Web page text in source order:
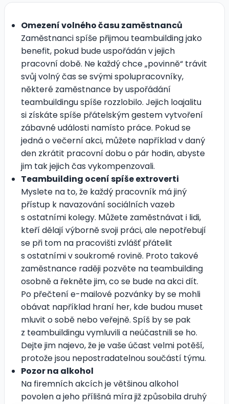
Omezení volného času zaměstnanců
Zaměstnanci spíše přijmou teambuilding jako
benefit, pokud bude uspořádán v jejich
pracovní době. Ne každý chce „povinně“ trávit
svůj volný čas se svými spolupracovníky,
některé zaměstnance by uspořádání
teambuildingu spíše rozzlobilo. Jejich loajalitu
si získáte spíše přátelským gestem vytvoření
zábavné události namísto práce. Pokud se
jedná o večerní akci, můžete například v daný
den zkrátit pracovní dobu o pár hodin, abyste
jim tak jejich čas vykompenzovali.
Teambuilding ocení spíše extroverti
Myslete na to, že každý pracovník má jiný
přístup k navazování sociálních vazeb
s ostatními kolegy. Můžete zaměstnávat i lidi,
kteří dělají výborně svoji práci, ale nepotřebují
se při tom na pracovišti zvlášť přátelit
s ostatními v soukromé rovině. Proto takové
zaměstnance raději pozvěte na teambuilding
osobně a řekněte jim, co se bude na akci dít.
Po přečtení e-mailové pozvánky by se mohli
obávat například hraní her, kde budou muset
mluvit o sobě nebo veřejně. Spíš by se pak
z teambuildingu vymluvili a neúčastnili se ho.
Dejte jim najevo, že je vaše účast velmi potěší,
protože jsou nepostradatelnou součástí týmu.
Pozor na alkohol
Na firemních akcích je většinou alkohol
povolen a jeho přílišná míra již způsobila druhý